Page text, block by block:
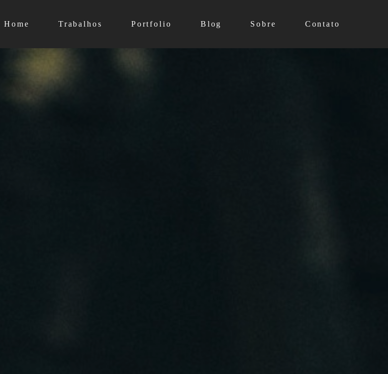
Home Trabalhos Portfolio Blog Sobre Contato